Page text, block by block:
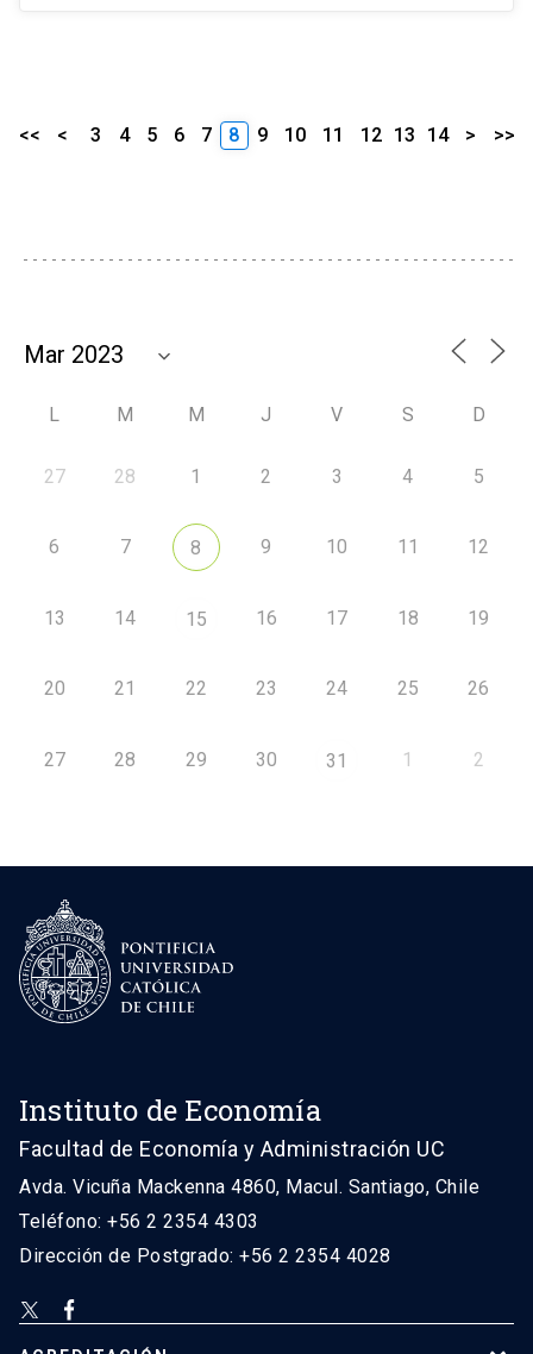
<< < 3 4 5 6 7 8 9 10 11 12 13 14 > >>
L M M J V S D
27 28 1 2 3 4 5
6 7 8 9 10 11 12
13 14 15 16 17 18 19
20 21 22 23 24 25 26
27 28 29 30 31 1 2
Instituto de Economía
Facultad de Economía y Administración UC
Avda. Vicuña Mackenna 4860, Macul. Santiago, Chile
Teléfono: +56 2 2354 4303
Dirección de Postgrado: +56 2 2354 4028